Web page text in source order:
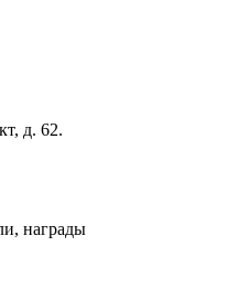
д. 62.
награды